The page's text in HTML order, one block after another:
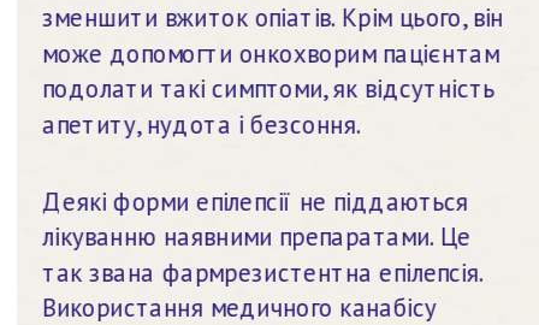
зменшити вжиток опіатів. Крім цього, він
може допомогти онкохворим пацієнтам
подолати такі симптоми, як відсутність
апетиту, нудота і безсоння.
Деякі форми епілепсії не піддаються
лікуванню наявними препаратами. Це
так звана фармрезистентна епілепсія.
Використання медичного канабісу